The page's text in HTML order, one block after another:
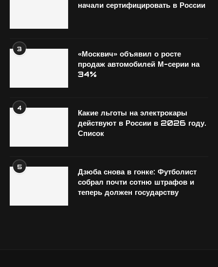
начали сертифицировать в России
3
«Москвич» объявил о росте
продаж автомобилей М-серии на
34%
4
Какие льготы на электрокары
действуют в России в 2026 году.
Список
5
Дзюба снова в гонке: Футболист
собрал почти сотню штрафов и
теперь должен государству